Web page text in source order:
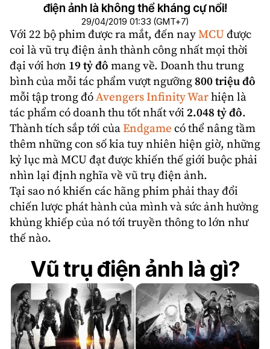
điện ảnh là không thể kháng cự nổi!
29/04/2019 01:33 (GMT+7)
Với 22 bộ phim được ra mắt, đến nayMCUđược
coi làvũ trụ điện ảnhthành công nhất mọi thời
đại với hơn 19 tỷ đô mang về. Doanh thu trung
bình của mỗi tác phẩm vượt ngưỡng800 triệu đô
mỗi tập trong đóAvengers Infinity Warhiện là
tác phẩm có doanh thu tốt nhất với 2.048 tỷ đô.
Thành tích sắp tới củaEndgame có thể nâng tầm
thêm những con số kia tuy nhiên hiện giờ, những
kỷ lục mà MCU đạt được khiến thế giới buộc phải
nhìn lại định nghĩa về vũ trụ điện ảnh.
Tại sao nó khiến các hãng phim phải thay đổi
chiến lược phát hành của mình và sức ảnh hưởng
khủng khiếp của nó tới truyền thông to lớn như
thế nào.
Vũ trụ điện ảnh là gì?